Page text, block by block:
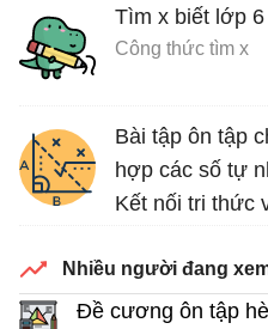
Tìm x biết lớp 6
Công thức tìm x
Bài tập ôn tập
hợp các số tự
Kết nối tri thức
Nhiều người đang
Đề cương ôn tập